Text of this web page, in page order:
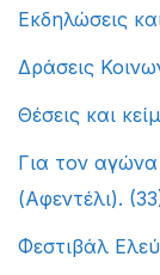
Εκδηλώσεις
Δράσεις
Θέσεις και
Για τον
(Αφεντέλι).
Φεστιβάλ